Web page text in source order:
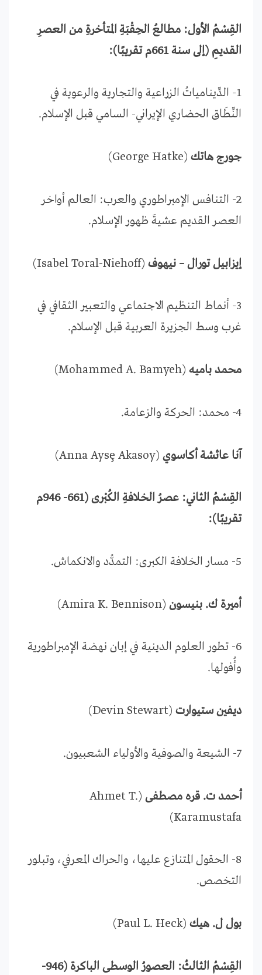
القِسْمُ الأول: مطالعُ الحِقْبَةِ المتأخرةِ من العصرِ
القديمِ (إلى سنة 661م تقريبًا):
1- الدِّينامياتُ الزراعية والتجارية والرعوية في
النِّطَاق الحضاري الإيراني- السامي قبل الإسلام.
جورج هاتك (George Hatke)
2- التنافس الإمبراطوري والعرب: العالم أواخر
العصر القديم عشيةَ ظهور الإسلام.
إيزابيل تورال – نيهوف (Isabel Toral-Niehoff)
3- أنماط التنظيم الاجتماعي والتعبير الثقافي في
غرب وسط الجزيرة العربية قبل الإسلام.
محمد باميه (Mohammed A. Bamyeh)
4- محمد: الحركة والزعامة.
آنا عائشة أكاسوي (Anna Aysȩ Akasoy)
القِسْمُ الثاني: عصرُ الخلافةِ الكُبْرى (661- 946م
تقريبًا):
5- مسار الخلافة الكبرى: التمدُّد والانكماش.
أميرة ك. بنيسون (Amira K. Bennison)
6- تطور العلوم الدينية في إبان نهضة الإمبراطورية
وأُفولها.
ديفين ستيوارت (Devin Stewart)
7- الشيعة والصوفية والأولياء الشعبيون.
أحمد ت. قره مصطفى (Ahmet T.
Karamustafa)
8- الحقول المتنازع عليها، والحراك المعرفي، وتبلور
التخصص.
بول ل. هيك (Paul L. Heck)
القِسْمُ الثالثُ: العصورُ الوسطى الباكرة (946-